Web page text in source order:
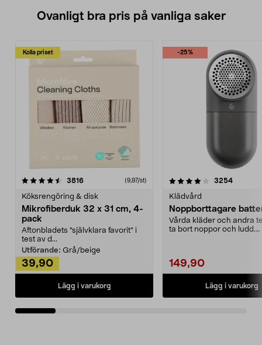
Ovanligt bra pris på vanliga saker
Kolla priset
3816recensioner (9,97/st)
Köksrengöring & disk
Mikrofiberduk 32 x 31 cm, 4-
pack
Aftonbladets "självklara favorit” i
test av d...
Utförande: Grå/beige
39,90
Lägg i varukorg
-25%
4.0av 5 stjärnor 3254
Klädvård
Noppborttagare
Vårda kläder och andra
ta bort noppor och ludd.
149,90
Lägg i varukorg
4.5av 5 stjärnor